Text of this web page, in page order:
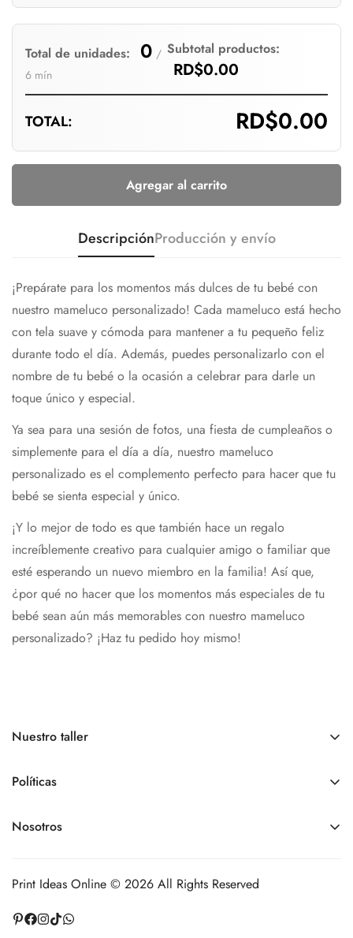
Total de unidades: 0 /
6 mín
Subtotal productos:
RD$0.00
TOTAL: RD$0.00
Agregar al carrito
DescripciónProducción y envío
¡Prepárate para los momentos más dulces de tu bebé con
nuestro mameluco personalizado! Cada mameluco está hecho
con tela suave y cómoda para mantener a tu pequeño feliz
durante todo el día. Además, puedes personalizarlo con el
nombre de tu bebé o la ocasión a celebrar para darle un
toque único y especial.
Ya sea para una sesión de fotos, una fiesta de cumpleaños o
simplemente para el día a día, nuestro mameluco
personalizado es el complemento perfecto para hacer que tu
bebé se sienta especial y único.
¡Y lo mejor de todo es que también hace un regalo
increíblemente creativo para cualquier amigo o familiar que
esté esperando un nuevo miembro en la familia! Así que,
¿por qué no hacer que los momentos más especiales de tu
bebé sean aún más memorables con nuestro mameluco
personalizado? ¡Haz tu pedido hoy mismo!
Nuestro taller
de lunes a viernes de 9:00 am a 6:00 pm, sábados y
+1 809 963 9012
Políticas
Políticas de envíos
Políticas de cancelaciones
Políticas de privacidad
Nosotros
Nuestro taller de producción está en la Juan Tomas Mejía y
Cotes #41, Santo Domingo, República Dominicana
Print Ideas Online © 2026 All Rights Reserved